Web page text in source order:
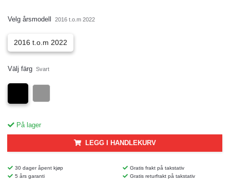
Velg årsmodell 2016 t.o.m 2022
2016 t.o.m 2022
Välj färg Svart
På lager
LEGG I HANDLEKURV
30 dager åpent kjøp
Gratis frakt på takstativ
5 års garanti
Gratis returfrakt på takstativ